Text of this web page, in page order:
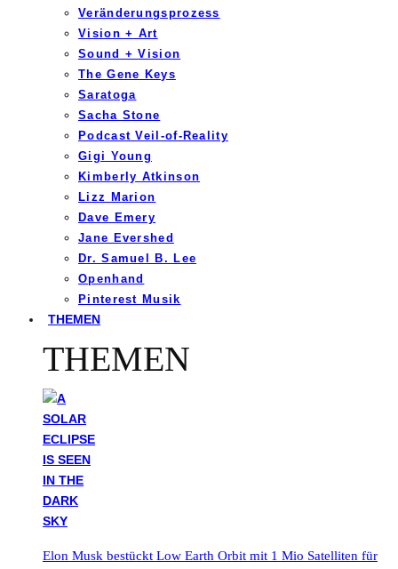
Veränderungsprozess
Vision + Art
Sound + Vision
The Gene Keys
Saratoga
Sacha Stone
Podcast Veil-of-Reality
Gigi Young
Kimberly Atkinson
Lizz Marion
Dave Emery
Jane Evershed
Dr. Samuel B. Lee
Openhand
Pinterest Musik
THEMEN
THEMEN
Elon Musk bestückt Low Earth Orbit mit 1 Mio Satelliten für